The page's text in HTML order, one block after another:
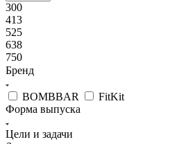
300
413
525
638
750
Бренд
BOMBBAR
FitKit
Форма выпуска
Цели и задачи